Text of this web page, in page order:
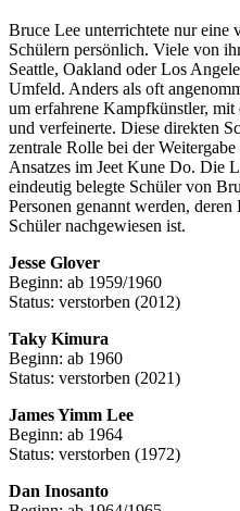
Bruce Lee unterrichtete nur eine
Schülern persönlich. Viele von
Seattle, Oakland oder Los
Umfeld. Anders als oft
um erfahrene Kampfkünstler,
und verfeinerte. Diese direkten
zentrale Rolle bei der
Ansatzes im Jeet Kune Do. Die
eindeutig belegte Schüler von
Personen genannt werden,
Schüler nachgewiesen ist.
Jesse Glover
Beginn: ab 1959/1960
Status: verstorben (2012)
Taky Kimura
Beginn: ab 1960
Status: verstorben (2021)
James Yimm Lee
Beginn: ab 1964
Status: verstorben (1972)
Dan Inosanto